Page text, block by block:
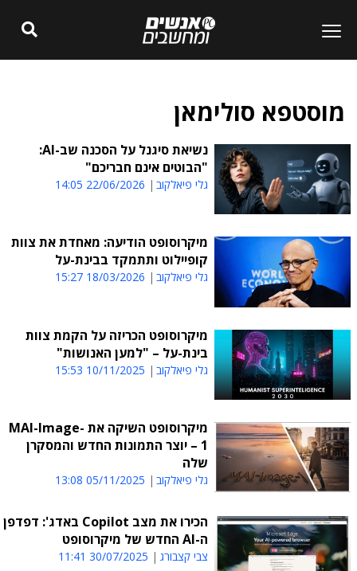
מוסטפא סולימאן
נשיאת סיגנל על הסכנה שב-AI:
"הבוטים אינם חבריכם"
גלי פיאלקוב 22/06/2026 14:05
מיקרוסופט הודיעה: מאחדת את צוות
קופיילוט ותתמקד בבינת-על
גלי פיאלקוב 18/03/2026 15:27
מיקרוסופט הכריזה על הקמת צוות
בינת-על – "למען האנושות"
גלי פיאלקוב 10/11/2025 15:53
מיקרוסופט השיקה את MAI-Image-
1 – יוצר התמונות החדש והמסקרן
שלה
גלי פיאלקוב 05/11/2025 13:08
הכירו את מצב Copilot באדג': דפדפן
ה-AI החדש של מיקרוסופט
צבי קצבורג 30/07/2025 11:41